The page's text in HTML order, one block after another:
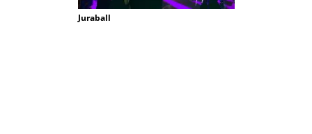
Juraball